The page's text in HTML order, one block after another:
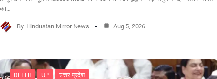
का…
By Hindustan Mirror News Aug 5, 2026
DELHI UP उत्तर प्रदेश